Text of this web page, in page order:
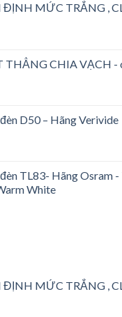
MỨC TRẮNG ,
THẲNG CHIA VẠCH -
D50 – Hãng Verivide
TL83- Hãng Osram
White
MỨC TRẮNG ,